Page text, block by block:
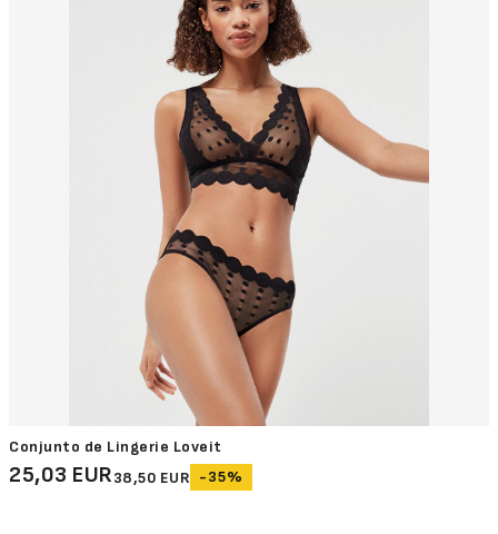
Conjunto de Lingerie Loveit
25,03 EUR38,50 EUR -35%